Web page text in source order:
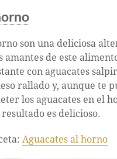
son una deliciosa
amantes de este
con aguacates
rallado y, aunque te
los aguacates en el
es delicioso.
Aguacates al horno